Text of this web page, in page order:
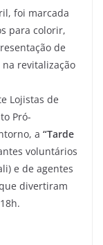
foi marcada
para colorir,
de
revitalização
Lojistas de
Pró-
a “Tarde
voluntários
e de agentes
divertiram